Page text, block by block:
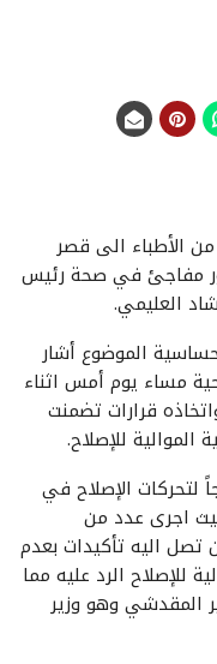
الأطباء الى قصر
مفاجئ في صحة رئيس
العليمي.
الموضوع أشار
مساء يوم أمس اثناء
قرارات تضمنت
للإصلاح.
لتحركات الإصلاح في
اجرى عدد من
تصل اليه تأكيدات بعدم
للإصلاح الرد عليه مما
المقدشي وهو وزير